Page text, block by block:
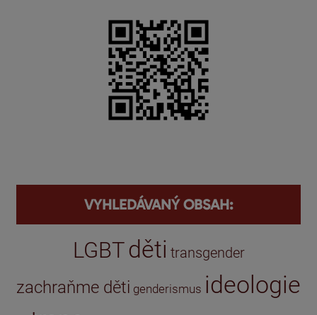
VYHLEDÁVANÝ OBSAH:
LGBT děti transgender
zachraňme děti genderismus ideologie